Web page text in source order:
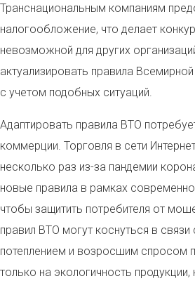
Транснациональным компаниям
налогообложение, что делает
невозможной для других
актуализировать правила
с учетом подобных ситуаций.
Адаптировать правила ВТО
коммерции. Торговля в сети
несколько раз из-за пандемии
новые правила в рамках
чтобы защитить потребителя от
правил ВТО могут коснуться в
потеплением и возросшим спросом
только на экологичность